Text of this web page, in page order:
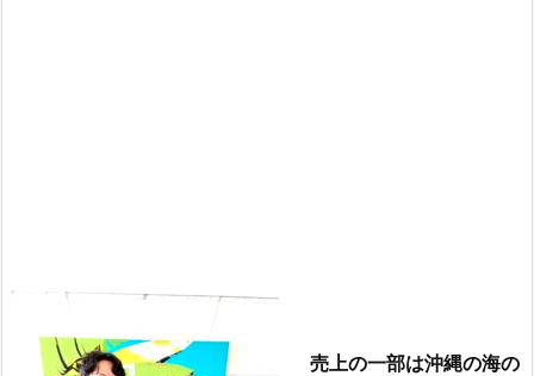
売上の一部は沖縄の海の